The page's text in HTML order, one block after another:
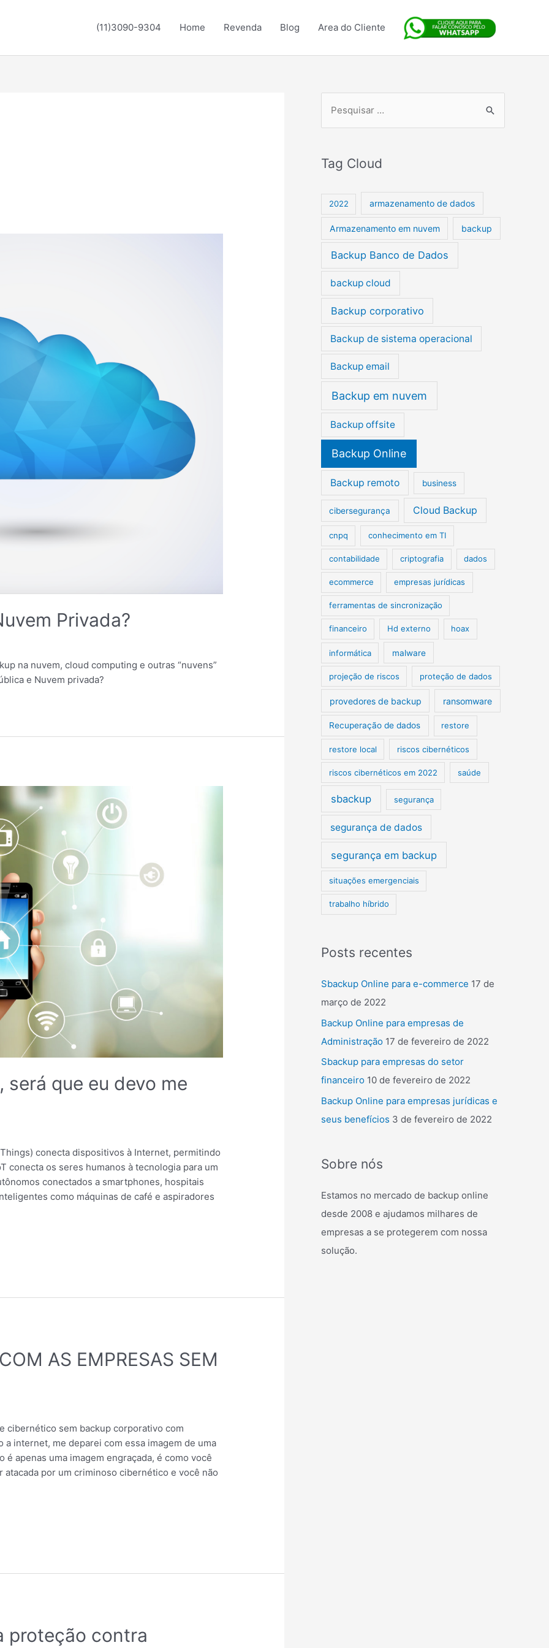
(11)3090-9304 Home Revenda Blog Area do Cliente
Privada?
na nuvem, cloud computing e outras “nuvens”
e Nuvem privada?
que eu devo me
conecta dispositivos à Internet, permitindo
conecta os seres humanos à tecnologia para um
conectados a smartphones, hospitais
como máquinas de café e aspiradores
AS EMPRESAS SEM
cibernético sem backup corporativo com
a internet, me deparei com essa imagem de uma
é apenas uma imagem engraçada, é como você
por um criminoso cibernético e você não
proteção contra
e
q
a
o
Tag Cloud
2022 armazenamento de dados
Armazenamento em nuvem backup
Backup Banco de Dados
backup cloud
Backup corporativo
Backup de sistema operacional
Backup email
Backup em nuvem
Backup offsite
Backup Online
Backup remoto business
cibersegurança Cloud Backup
cnpq conhecimento em TI
contabilidade criptografia dados
ecommerce empresas jurídicas
ferramentas de sincronização
financeiro Hd externo hoax
informática malware
projeção de riscos proteção de dados
provedores de backup ransomware
Recuperação de dados restore
restore local riscos cibernéticos
riscos cibernéticos em 2022 saúde
sbackup segurança
segurança de dados
segurança em backup
situações emergenciais
trabalho híbrido
Posts recentes
Sbackup Online para e-commerce 17 de
março de 2022
Backup Online para empresas de
Administração 17 de fevereiro de 2022
Sbackup para empresas do setor
financeiro 10 de fevereiro de 2022
Backup Online para empresas jurídicas e
seus benefícios 3 de fevereiro de 2022
Sobre nós
Estamos no mercado de backup online
desde 2008 e ajudamos milhares de
empresas a se protegerem com nossa
solução.